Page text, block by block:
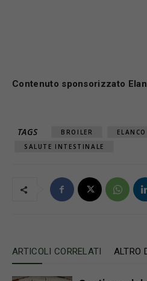
Contenuto sponsorizzato
TAGS BROILER
ELANCO
SALUTE INTESTINALE
ARTICOLI CORRELATI ALTRO